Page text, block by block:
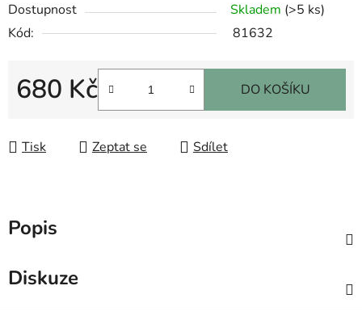
Dostupnost Skladem (>5 ks)
Kód:
81632
680 Kč DO KOŠÍKU
Tisk Zeptat se Sdílet
Popis
Diskuze